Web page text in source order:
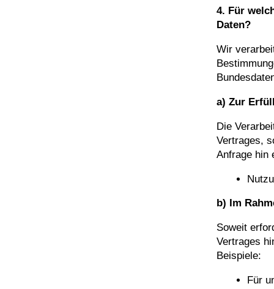
4. Für
Daten?
Wir
a) Zur
Die
Vertrages,
Anfrage hin
b) Im
Soweit
Vertrages
Beispiele:
Für